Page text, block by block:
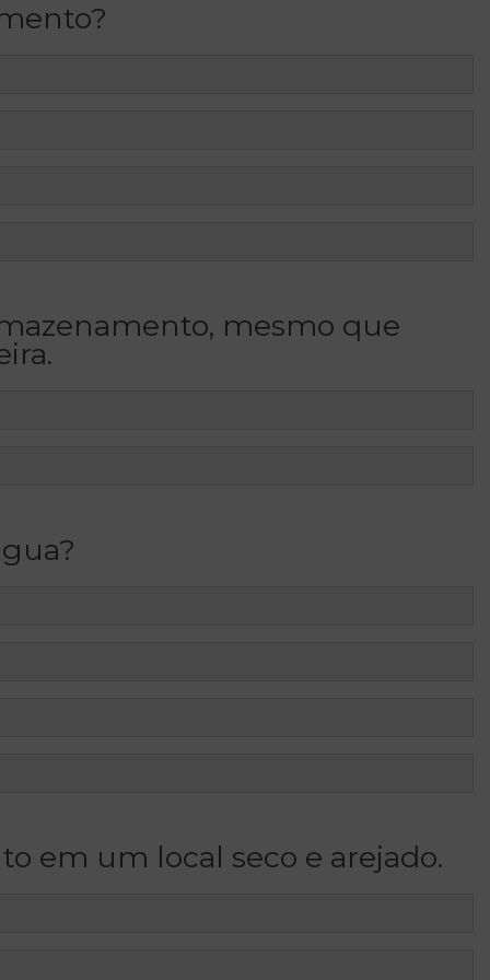
mesmo que
em um local seco e arejado.